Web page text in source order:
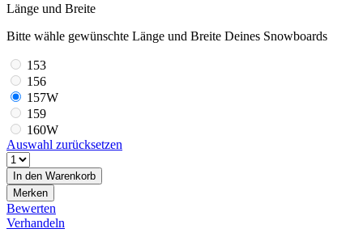
Länge und Breite
Bitte wähle gewünschte Länge und Breite Deines Snowboards
153
156
157W
159
160W
Auswahl zurücksetzen
In den Warenkorb
Merken
Bewerten
Verhandeln